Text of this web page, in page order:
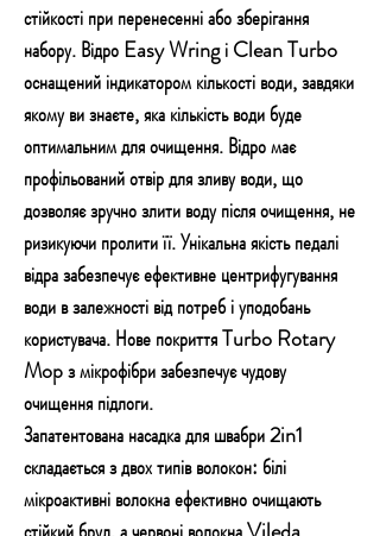
стійкості при перенесенні або зберігання
набору. Відро Easy Wring і Clean Turbo
оснащений індикатором кількості води, завдяки
якому ви знаєте, яка кількість води буде
оптимальним для очищення. Відро має
профільований отвір для зливу води, що
дозволяє зручно злити воду після очищення, не
ризикуючи пролити її. Унікальна якість педалі
відра забезпечує ефективне центрифугування
води в залежності від потреб і уподобань
користувача. Нове покриття Turbo Rotary
Mop з мікрофібри забезпечує чудову
очищення підлоги.
Запатентована насадка для швабри 2in1
складається з двох типів волокон: білі
мікроактивні волокна ефективно очищають